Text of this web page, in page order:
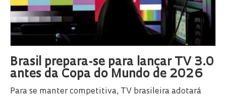
Brasil prepara-se para lançar TV 3.0
antes da Copa do Mundo de 2026
Para se manter competitiva, TV brasileira adotará